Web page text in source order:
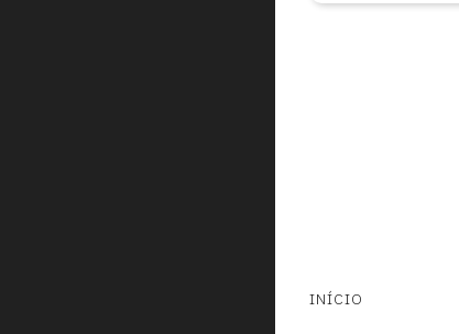
INÍCIO